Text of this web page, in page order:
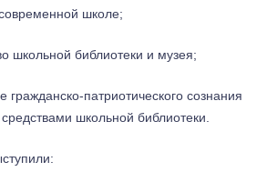
школе;
школьной библиотеки и музея;
патриотического сознания
школьной библиотеки.